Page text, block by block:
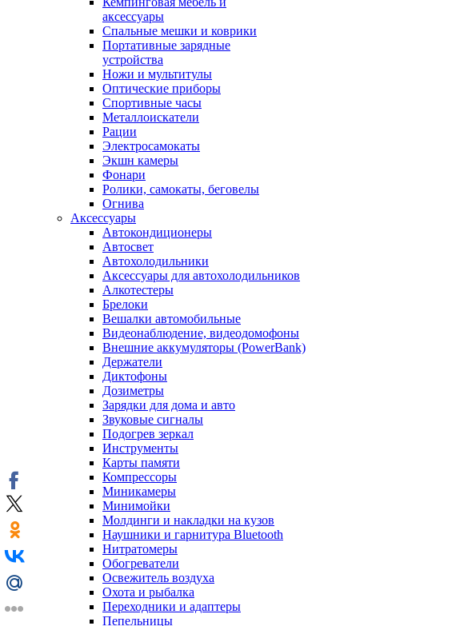
аксессуары
Спальные мешки и коврики
Портативные зарядные
устройства
Ножи и мультитулы
Оптические приборы
Спортивные часы
Металлоискатели
Рации
Электросамокаты
Экшн камеры
Фонари
Ролики, самокаты, беговелы
Огнива
Аксессуары
Автокондиционеры
Aвтосвет
Автохолодильники
Аксессуары для автохолодильников
Алкотестеры
Брелоки
Вешалки автомобильные
Видеонаблюдение, видеодомофоны
Внешние аккумуляторы (PowerBank)
Держатели
Диктофоны
Дозиметры
Зарядки для дома и авто
Звуковые сигналы
Подогрев зеркал
Инструменты
Карты памяти
Компрессоры
Миникамеры
Минимойки
Молдинги и накладки на кузов
Наушники и гарнитура Bluetooth
Нитратомеры
Обогреватели
Освежитель воздуха
Охота и рыбалка
Переходники и адаптеры
Пепельницы